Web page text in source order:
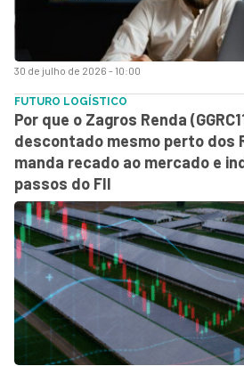
30 de julho de 2026 - 10:00
FUTURO LOGÍSTICO
Por que o Zagros Renda
descontado mesmo perto dos
manda recado ao mercado e
passos do FII